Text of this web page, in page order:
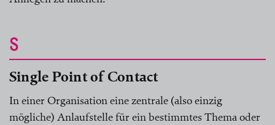
S
Single Point of Contact
In einer Organisation eine zentrale (also einzig
mögliche) Anlaufstelle für ein bestimmtes Thema oder